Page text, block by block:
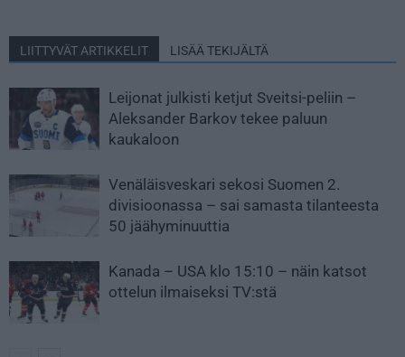
LIITTYVÄT ARTIKKELIT LISÄÄ TEKIJÄLTÄ
Leijonat julkisti ketjut Sveitsi-peliin –
Aleksander Barkov tekee paluun
kaukaloon
Venäläisveskari sekosi Suomen 2.
divisioonassa – sai samasta tilanteesta
50 jäähyminuuttia
Kanada – USA klo 15:10 – näin katsot
ottelun ilmaiseksi TV:stä